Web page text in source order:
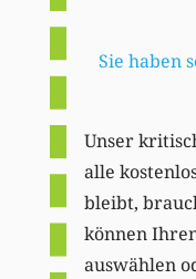
Sie haben
Unser
alle
bleibt,
können
auswählen